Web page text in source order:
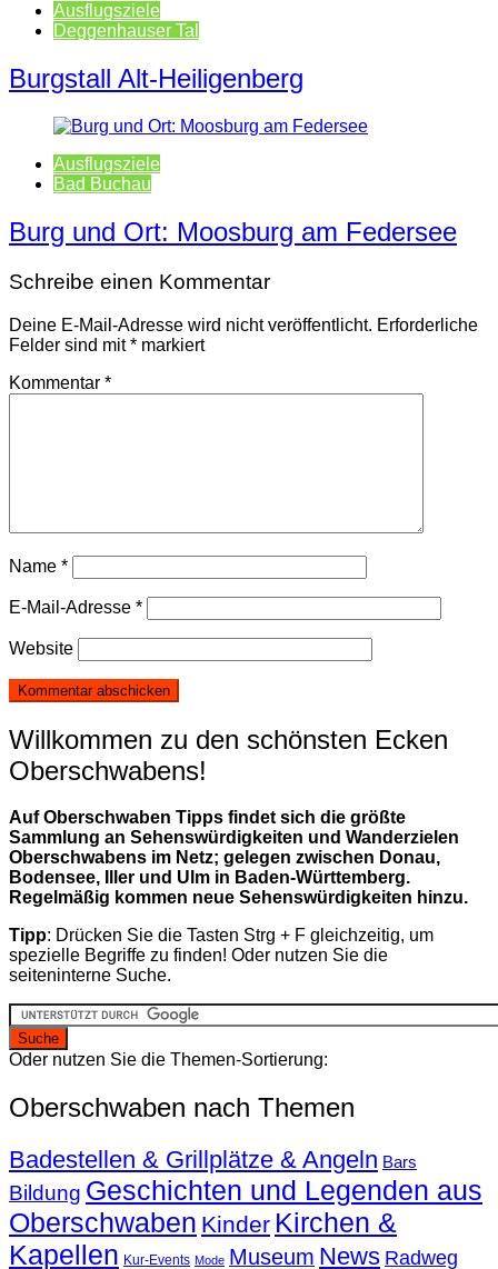
Ausflugsziele
Deggenhauser Tal
Burgstall Alt-Heiligenberg
Ausflugsziele
Bad Buchau
Burg und Ort: Moosburg am Federsee
Schreibe einen Kommentar
Deine E-Mail-Adresse wird nicht veröffentlicht. Erforderliche
Felder sind mit* markiert
Kommentar *
Name *
E-Mail-Adresse *
Website
Willkommen zu den schönsten Ecken
Oberschwabens!
Auf Oberschwaben Tipps findet sich die größte
Sammlung an Sehenswürdigkeiten und Wanderzielen
Oberschwabens im Netz; gelegen zwischen Donau,
Bodensee, Iller und Ulm in Baden-Württemberg.
Regelmäßig kommen neue Sehenswürdigkeiten hinzu.
Tipp: Drücken Sie die Tasten Strg + F gleichzeitig, um
spezielle Begriffe zu finden! Oder nutzen Sie die
seiteninterne Suche.
Oder nutzen Sie die Themen-Sortierung:
Oberschwaben nach Themen
Badestellen & Grillplätze & Angeln Bars
Bildung Geschichten und Legenden aus
Oberschwaben Kinder Kirchen &
Kapellen Kur-Events Mode Museum News Radweg